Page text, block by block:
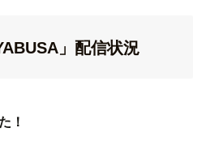
」配信状況
！